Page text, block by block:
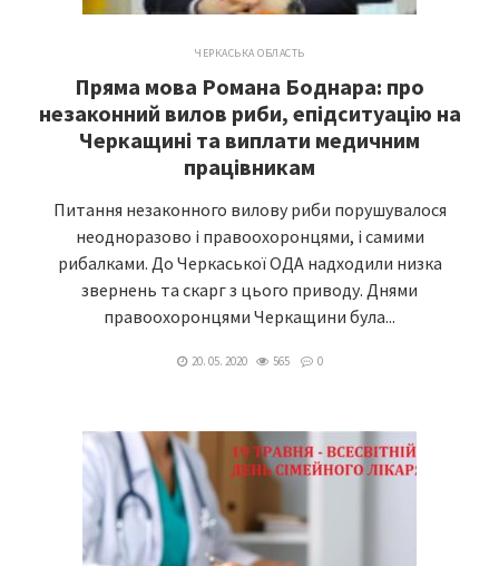
ЧЕРКАСЬКА ОБЛАСТЬ
Пряма мова Романа Боднара: про
незаконний вилов риби, епідситуацію на
Черкащині та виплати медичним
працівникам
Питання незаконного вилову риби порушувалося
неодноразово і правоохоронцями, і самими
рибалками. До Черкаської ОДА надходили низка
звернень та скарг з цього приводу. Днями
правоохоронцями Черкащини була...
20. 05. 2020 565 0